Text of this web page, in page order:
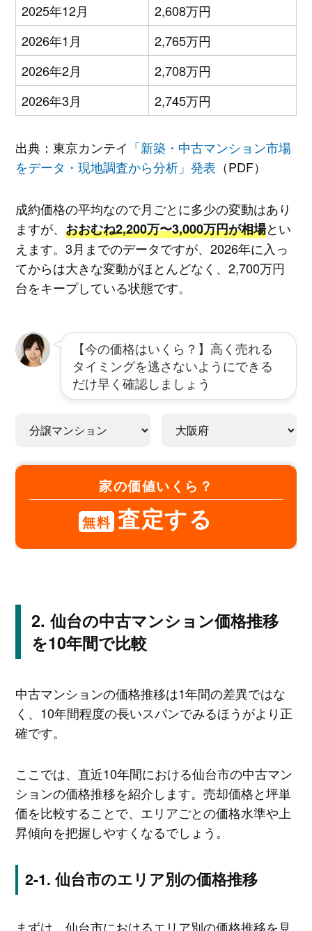
2025年12月
2,608万円
2026年1月
2,765万円
2026年2月
2,708万円
2026年3月
2,745万円
出典：東京カンテイ 「新築・中古マンション市場
をデータ・現地調査から分析」発表 （PDF）
成約価格の平均なので月ごとに多少の変動はあり
ますが、 おおむね2,200万〜3,000万円が相場とい
えます。3月までのデータですが、2026年に入っ
てからは大きな変動がほとんどなく、2,700万円
台をキープしている状態です。
【今の価格はいくら？】高く売れる
タイミングを逃さないようにできる
だけ早く確認しましょう
家の価値いくら？
無料 査定する
仙台の中古マンション価格推移
を10年間で比較
中古マンションの価格推移は1年間の差異ではな
く、10年間程度の長いスパンでみるほうがより正
確です。
ここでは、直近10年間における仙台市の中古マン
ションの価格推移を紹介します。売却価格と坪単
価を比較することで、エリアごとの価格水準や上
昇傾向を把握しやすくなるでしょう。
仙台市のエリア別の価格推移
まずは、仙台市におけるエリア別の価格推移を見